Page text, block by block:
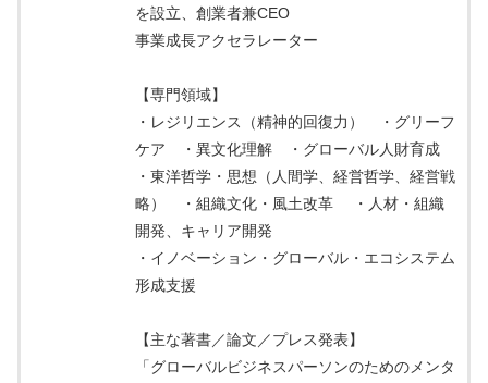
を設立、創業者兼CEO
事業成長アクセラレーター
【専門領域】
・レジリエンス（精神的回復力） ・グリーフ
ケア ・異文化理解 ・グローバル人財育成
・東洋哲学・思想（人間学、経営哲学、経営戦
略） ・組織文化・風土改革 ・人材・組織
開発、キャリア開発
・イノベーション・グローバル・エコシステム
形成支援
【主な著書／論文／プレス発表】
「グローバルビジネスパーソンのためのメンタ